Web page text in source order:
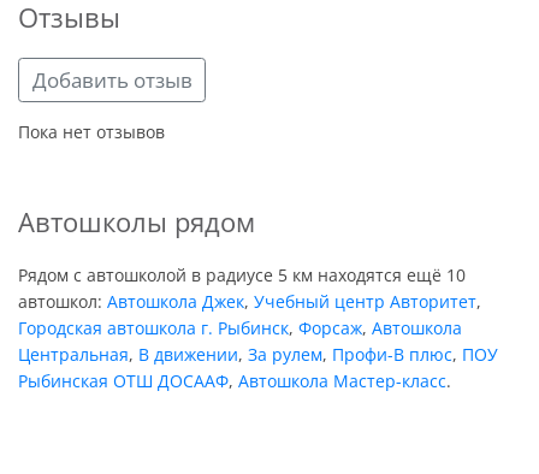
Отзывы
Добавить отзыв
Пока нет отзывов
Автошколы рядом
Рядом с автошколой в радиусе 5 км находятся ещё 10
автошкол: Автошкола Джек, Учебный центр Авторитет,
Городская автошкола г. Рыбинск, Форсаж, Автошкола
Центральная, В движении, За рулем, Профи-В плюс, ПОУ
Рыбинская ОТШ ДОСААФ, Автошкола Мастер-класс.